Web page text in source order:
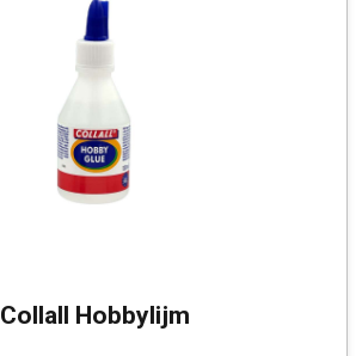
Collall Hobbylijm